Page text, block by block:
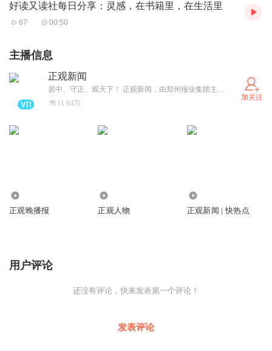
好读又读社每日分享：灵感，在书籍里，在生活里
67 00:50
主播信息
正观新闻
居中、守正、观天下！ 正观新闻，由郑州报业集团主办，是郑州市全力打造的“扎根郑州、立足中原、放眼全球”的拥有较强影响力的新型主流媒体，集“新闻+政务+服务”于一体的突出文化和国际视野的新媒体平台。
11.84万
加关注
正观晚播报 正观人物 正观新闻 | 快热点
用户评论
还没有评论，快来发表第一个评论！
发表评论